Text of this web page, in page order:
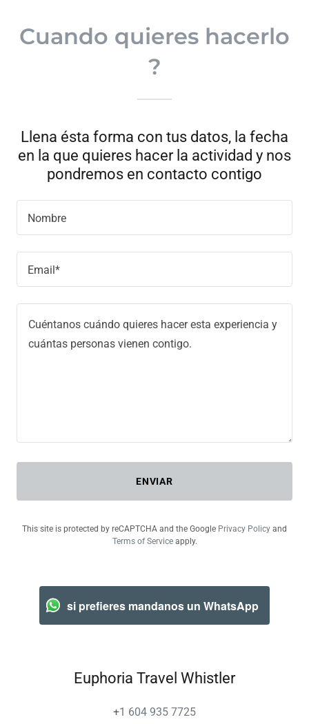
Cuando quieres hacerlo
?
Llena ésta forma con tus datos, la fecha
en la que quieres hacer la actividad y nos
pondremos en contacto contigo
Nombre
Email*
ENVIAR
This site is protected by reCAPTCHA and the Google Privacy Policy and
Terms of Serviceapply.
si prefieres mandanos un WhatsApp
Euphoria Travel Whistler
+1 604 935 7725